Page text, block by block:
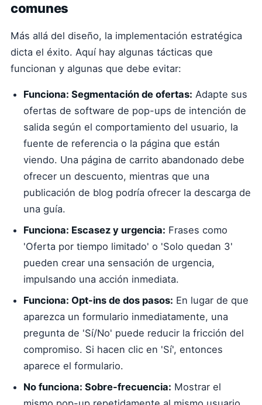
comunes
Más allá del diseño, la implementación estratégica
dicta el éxito. Aquí hay algunas tácticas que
funcionan y algunas que debe evitar:
Funciona: Segmentación de ofertas: Adapte sus
ofertas de software de pop-ups de intención de
salida según el comportamiento del usuario, la
fuente de referencia o la página que están
viendo. Una página de carrito abandonado debe
ofrecer un descuento, mientras que una
publicación de blog podría ofrecer la descarga de
una guía.
Funciona: Escasez y urgencia: Frases como
'Oferta por tiempo limitado' o 'Solo quedan 3'
pueden crear una sensación de urgencia,
impulsando una acción inmediata.
Funciona: Opt-ins de dos pasos: En lugar de que
aparezca un formulario inmediatamente, una
pregunta de 'Sí/No' puede reducir la fricción del
compromiso. Si hacen clic en 'Sí', entonces
aparece el formulario.
No funciona: Sobre-frecuencia: Mostrar el